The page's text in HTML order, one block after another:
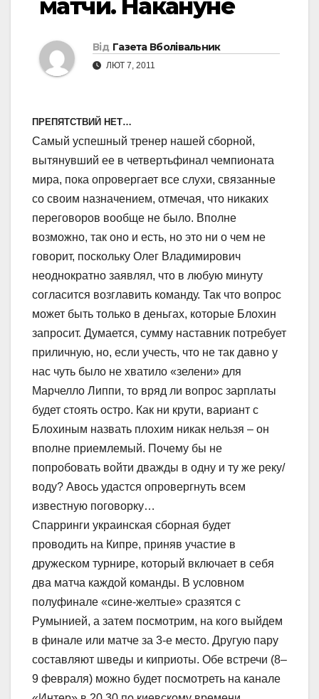
матчи. Накануне
Від Газета Вболівальник
ЛЮТ 7, 2011
ПРЕПЯТСТВИЙ НЕТ…
Самый успешный тренер нашей сборной,
вытянувший ее в четвертьфинал чемпионата
мира, пока опровергает все слухи, связанные
со своим назначением, отмечая, что никаких
переговоров вообще не было. Вполне
возможно, так оно и есть, но это ни о чем не
говорит, поскольку Олег Владимирович
неоднократно заявлял, что в любую минуту
согласится возглавить команду. Так что вопрос
может быть только в деньгах, которые Блохин
запросит. Думается, сумму наставник потребует
приличную, но, если учесть, что не так давно у
нас чуть было не хватило «зелени» для
Марчелло Липпи, то вряд ли вопрос зарплаты
будет стоять остро. Как ни крути, вариант с
Блохиным назвать плохим никак нельзя – он
вполне приемлемый. Почему бы не
попробовать войти дважды в одну и ту же реку/
воду? Авось удастся опровергнуть всем
известную поговорку…
Спарринги украинская сборная будет
проводить на Кипре, приняв участие в
дружеском турнире, который включает в себя
два матча каждой команды. В условном
полуфинале «сине-желтые» сразятся с
Румынией, а затем посмотрим, на кого выйдем
в финале или матче за 3-е место. Другую пару
составляют шведы и киприоты. Обе встречи (8–
9 февраля) можно будет посмотреть на канале